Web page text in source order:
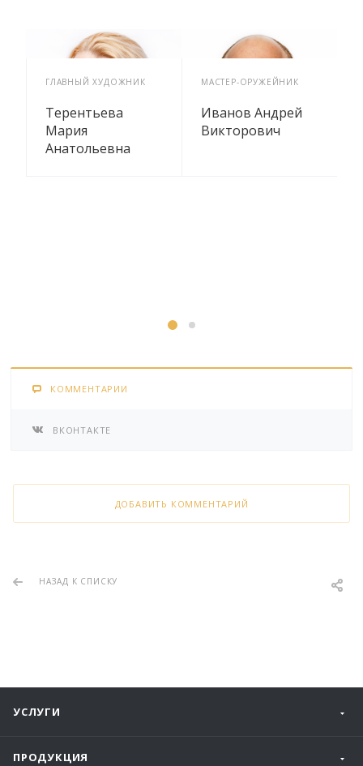
ГЛАВНЫЙ ХУДОЖНИК
Терентьева
Мария
Анатольевна
МАСТЕР-ОРУЖЕЙНИК
Иванов Андрей
Викторович
КОММЕНТАРИИ
ВКОНТАКТЕ
ДОБАВИТЬ КОММЕНТАРИЙ
НАЗАД К СПИСКУ
УСЛУГИ
ПРОДУКЦИЯ